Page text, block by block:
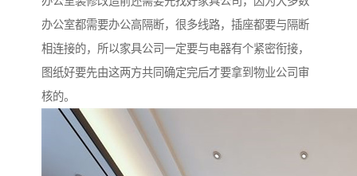
办公室都需要办公高隔断，很多线路，插座都要与隔断
相连接的，所以家具公司一定要与电器有个紧密衔接，
图纸好要先由这两方共同确定完后才要拿到物业公司审
核的。